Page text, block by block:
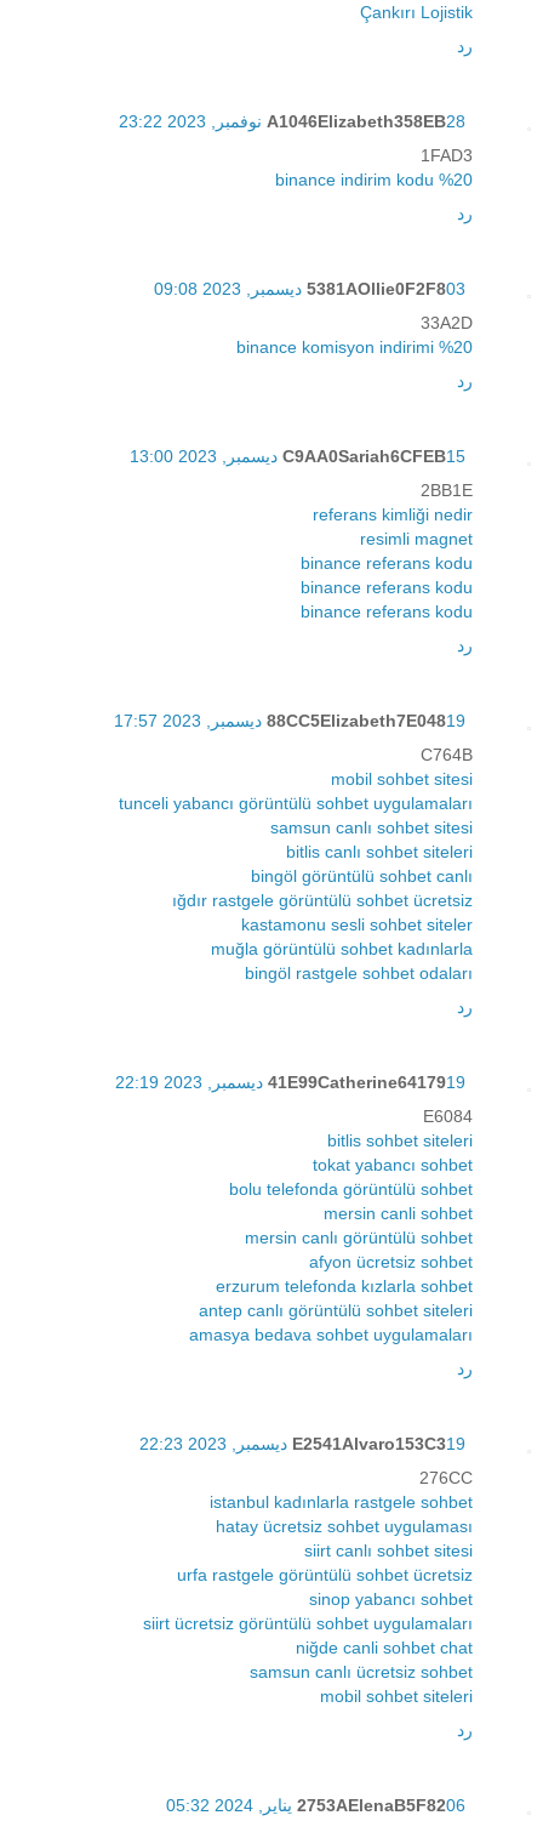
Çankırı Lojistik
رد
A1046Elizabeth358EB28 نوفمبر, 2023 23:22
1FAD3
%20 binance indirim kodu
رد
5381AOllie0F2F803 ديسمبر, 2023 09:08
33A2D
binance komisyon indirimi %20
رد
C9AA0Sariah6CFEB15 ديسمبر, 2023 13:00
2BB1E
referans kimliği nedir
resimli magnet
binance referans kodu
binance referans kodu
binance referans kodu
رد
88CC5Elizabeth7E04819 ديسمبر, 2023 17:57
C764B
mobil sohbet sitesi
tunceli yabancı görüntülü sohbet uygulamaları
samsun canlı sohbet sitesi
bitlis canlı sohbet siteleri
bingöl görüntülü sohbet canlı
ığdır rastgele görüntülü sohbet ücretsiz
kastamonu sesli sohbet siteler
muğla görüntülü sohbet kadınlarla
bingöl rastgele sohbet odaları
رد
41E99Catherine6417919 ديسمبر, 2023 22:19
E6084
bitlis sohbet siteleri
tokat yabancı sohbet
bolu telefonda görüntülü sohbet
mersin canli sohbet
mersin canlı görüntülü sohbet
afyon ücretsiz sohbet
erzurum telefonda kızlarla sohbet
antep canlı görüntülü sohbet siteleri
amasya bedava sohbet uygulamaları
رد
E2541Alvaro153C319 ديسمبر, 2023 22:23
276CC
istanbul kadınlarla rastgele sohbet
hatay ücretsiz sohbet uygulaması
siirt canlı sohbet sitesi
urfa rastgele görüntülü sohbet ücretsiz
sinop yabancı sohbet
siirt ücretsiz görüntülü sohbet uygulamaları
niğde canli sohbet chat
samsun canlı ücretsiz sohbet
mobil sohbet siteleri
رد
2753AElenaB5F8206 يناير, 2024 05:32